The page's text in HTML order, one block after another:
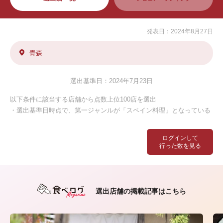
ログインして
行った数を見る
発表日：2024年8月27日
青森
選出基準日：2024年7月23日
以下条件に該当する店舗から点数上位100店を選出
・選出基準日時点で、第一ジャンルが「スペイン料理」となっている
選出店舗の掲載記事はこちら